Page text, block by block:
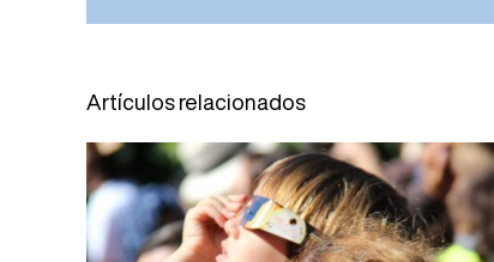
Artículos relacionados
El Servicio de Oftalmología